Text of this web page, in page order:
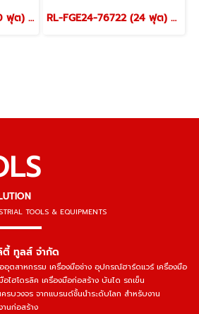
RL-FGE40-76742 (40 ฟุต) บันไดไฟเบอร์กลาส สไลด์เลื่อน 2 ตอน RL-FGE RL-FGE24-76722 (24 ฟุต) บันไดไฟเบอร์กลาส สไลด์เลื่อน 2 ตอน
TOOLS & EQUIPMENTS
ทูลส์ จำกัด
อุตสาหกรรม เครื่องมือช่าง อุปกรณ์ฮาร์ดแวร์ เครื่องมือ
ไฮโดรลิค เครื่องมือก่อสร้าง บันได รถเข็น
รบวงจร จากแบรนด์ชั้นนำระดับโลก สำหรับงาน
นก่อสร้าง